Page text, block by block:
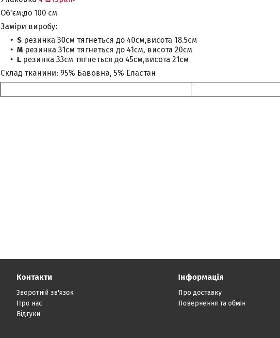
Об'єм:до 100 см
Заміри виробу:
S резинка 30см тягнеться до 40см,висота 18.5см
M резинка 31см тягнеться до 41см, висота 20см
L резинка 33см тягнеться до 45см,висота 21см
Склад тканини: 95% Бавовна, 5% Еластан
Контакти
Зворотній зв'язок
Про нас
Відгуки
Інформація
Про доставку
Повернення та обмін